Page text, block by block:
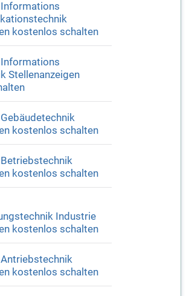
kostenlos schalten
Stellenanzeigen
kostenlos schalten
kostenlos schalten
Industrie
kostenlos schalten
kostenlos schalten